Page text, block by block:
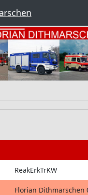
ReakErkTrKW
Florian Dithmarschen